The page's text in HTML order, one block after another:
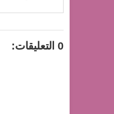
0 التعليقات: